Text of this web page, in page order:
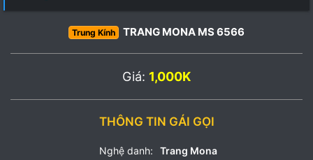
Trung Kính TRANG MONA MS 6566
Giá: 1,000K
THÔNG TIN GÁI GỌI
Nghệ danh:
Trang Mona